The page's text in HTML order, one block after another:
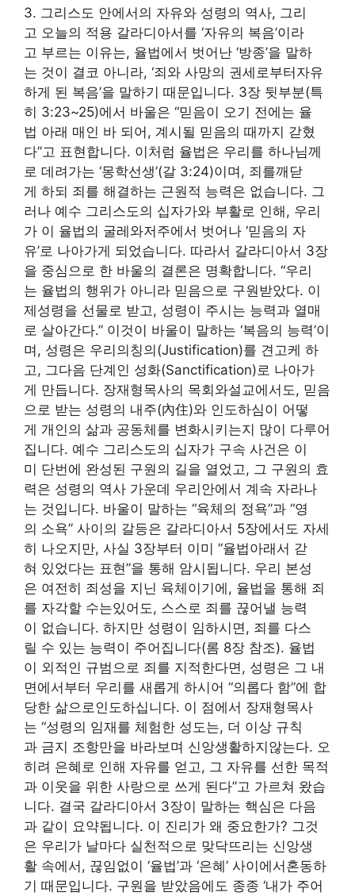
3. 그리스도 안에서의 자유와 성령의 역사, 그리
고 오늘의 적용 갈라디아서를 ‘자유의 복음’이라
고 부르는 이유는, 율법에서 벗어난 ‘방종’을 말하
는 것이 결코 아니라, ‘죄와 사망의 권세로부터자유
하게 된 복음’을 말하기 때문입니다. 3장 뒷부분(특
히 3:23~25)에서 바울은 “믿음이 오기 전에는 율
법 아래 매인 바 되어, 계시될 믿음의 때까지 갇혔
다”고 표현합니다. 이처럼 율법은 우리를 하나님께
로 데려가는 ‘몽학선생’(갈 3:24)이며, 죄를깨닫
게 하되 죄를 해결하는 근원적 능력은 없습니다. 그
러나 예수 그리스도의 십자가와 부활로 인해, 우리
가 이 율법의 굴레와저주에서 벗어나 ‘믿음의 자
유’로 나아가게 되었습니다. 따라서 갈라디아서 3장
을 중심으로 한 바울의 결론은 명확합니다. “우리
는 율법의 행위가 아니라 믿음으로 구원받았다. 이
제성령을 선물로 받고, 성령이 주시는 능력과 열매
로 살아간다.” 이것이 바울이 말하는 ‘복음의 능력’이
며, 성령은 우리의칭의(Justification)를 견고케 하
고, 그다음 단계인 성화(Sanctification)로 나아가
게 만듭니다. 장재형목사의 목회와설교에서도, 믿음
으로 받는 성령의 내주(內住)와 인도하심이 어떻
게 개인의 삶과 공동체를 변화시키는지 많이 다루어
집니다. 예수 그리스도의 십자가 구속 사건은 이
미 단번에 완성된 구원의 길을 열었고, 그 구원의 효
력은 성령의 역사 가운데 우리안에서 계속 자라나
는 것입니다. 바울이 말하는 “육체의 정욕”과 “영
의 소욕” 사이의 갈등은 갈라디아서 5장에서도 자세
히 나오지만, 사실 3장부터 이미 “율법아래서 갇
혀 있었다는 표현”을 통해 암시됩니다. 우리 본성
은 여전히 죄성을 지닌 육체이기에, 율법을 통해 죄
를 자각할 수는있어도, 스스로 죄를 끊어낼 능력
이 없습니다. 하지만 성령이 임하시면, 죄를 다스
릴 수 있는 능력이 주어집니다(롬 8장 참조). 율법
이 외적인 규범으로 죄를 지적한다면, 성령은 그 내
면에서부터 우리를 새롭게 하시어 “의롭다 함”에 합
당한 삶으로인도하십니다. 이 점에서 장재형목사
는 “성령의 임재를 체험한 성도는, 더 이상 규칙
과 금지 조항만을 바라보며 신앙생활하지않는다. 오
히려 은혜로 인해 자유를 얻고, 그 자유를 선한 목적
과 이웃을 위한 사랑으로 쓰게 된다”고 가르쳐 왔습
니다. 결국 갈라디아서 3장이 말하는 핵심은 다음
과 같이 요약됩니다. 이 진리가 왜 중요한가? 그것
은 우리가 날마다 실천적으로 맞닥뜨리는 신앙생
활 속에서, 끊임없이 ‘율법’과 ‘은혜’ 사이에서혼동하
기 때문입니다. 구원을 받았음에도 종종 ‘내가 주어